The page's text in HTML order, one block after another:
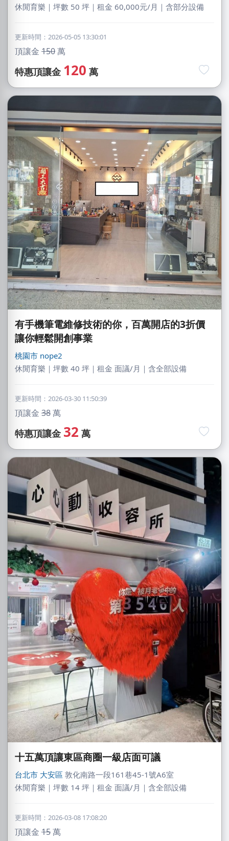
休閒育樂｜坪數 50 坪｜租金 60,000元/月｜含部分設備
更新時間：2026-05-05 13:30:01
頂讓金 150萬
特惠頂讓金 120 萬
有手機筆電維修技術的你，百萬開店的3折價
讓你輕鬆開創事業
桃園市 nope2
休閒育樂｜坪數 40 坪｜租金 面議/月｜含全部設備
更新時間：2026-03-30 11:50:39
頂讓金 38萬
特惠頂讓金 32 萬
十五萬頂讓東區商圈一級店面可議
台北市 大安區 敦化南路一段161巷45-1號A6室
休閒育樂｜坪數 14 坪｜租金 面議/月｜含全部設備
更新時間：2026-03-08 17:08:20
頂讓金 15萬